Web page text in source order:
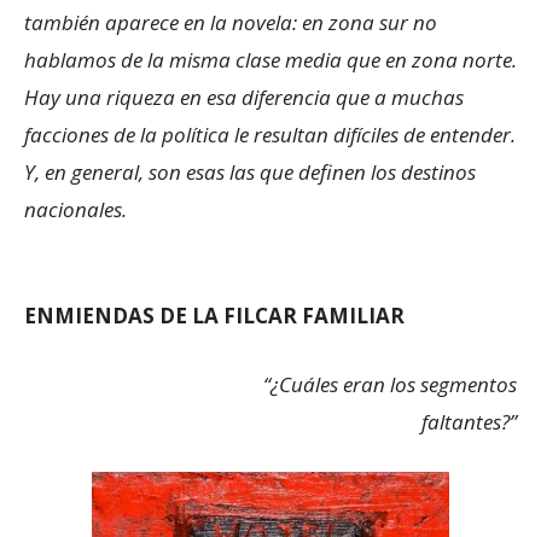
también aparece en la novela: en zona sur no
hablamos de la misma clase media que en zona norte.
Hay una riqueza en esa diferencia que a muchas
facciones de la política le resultan difíciles de entender.
Y, en general, son esas las que definen los destinos
nacionales.
ENMIENDAS DE LA FILCAR FAMILIAR
“¿Cuáles eran los segmentos
faltantes?”